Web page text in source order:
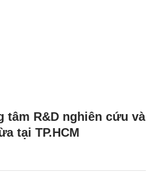
tâm R&D nghiên cứu và
tại TP.HCM